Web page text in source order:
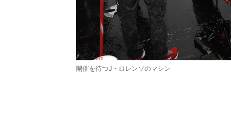
開催を待つJ・ロレンソのマシン